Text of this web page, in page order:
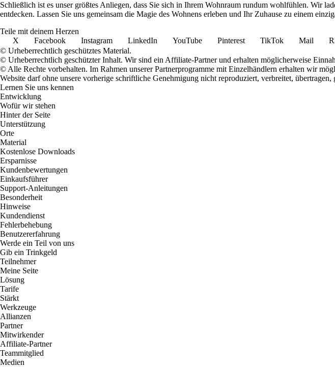
Schließlich ist es unser größtes Anliegen, dass Sie sich in Ihrem Wohnraum rundum wohlfühlen. Wir
entdecken. Lassen Sie uns gemeinsam die Magie des Wohnens erleben und Ihr Zuhause zu einem
Teile mit deinem Herzen
X
Facebook Instagram LinkedIn YouTube Pinterest TikTok Mail
© Urheberrechtlich geschütztes Material.
© Urheberrechtlich geschützter Inhalt. Wir sind ein Affiliate-Partner und erhalten möglicherweise
© Alle Rechte vorbehalten. Im Rahmen unserer Partnerprogramme mit Einzelhändlern erhalten wir
Website darf ohne unsere vorherige schriftliche Genehmigung nicht reproduziert, verbreitet,
Lernen Sie uns kennen
Entwicklung
Wofür wir stehen
Hinter der Seite
Unterstützung
Orte
Material
Kostenlose Downloads
Ersparnisse
Kundenbewertungen
Einkaufsführer
Support-Anleitungen
Besonderheit
Hinweise
Kundendienst
Fehlerbehebung
Benutzererfahrung
Werde ein Teil von uns
Gib ein Trinkgeld
Teilnehmer
Meine Seite
Lösung
Tarife
Stärkt
Werkzeuge
Allianzen
Partner
Mitwirkender
Affiliate-Partner
Teammitglied
Medien